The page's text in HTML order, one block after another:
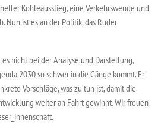
Kohleausstieg, eine Verkehrswende und
Nun ist es an der Politik, das Ruder
es nicht bei der Analyse und Darstellung,
2030 so schwer in die Gänge kommt. Er
Vorschläge, was zu tun ist, damit die
weiter an Fahrt gewinnt. Wir freuen